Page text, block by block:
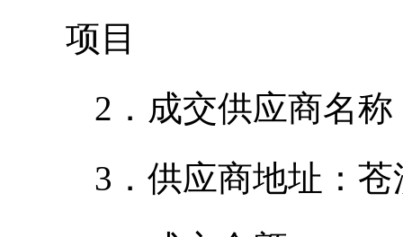
项目
2．成交供应商名
3．供应商地址：